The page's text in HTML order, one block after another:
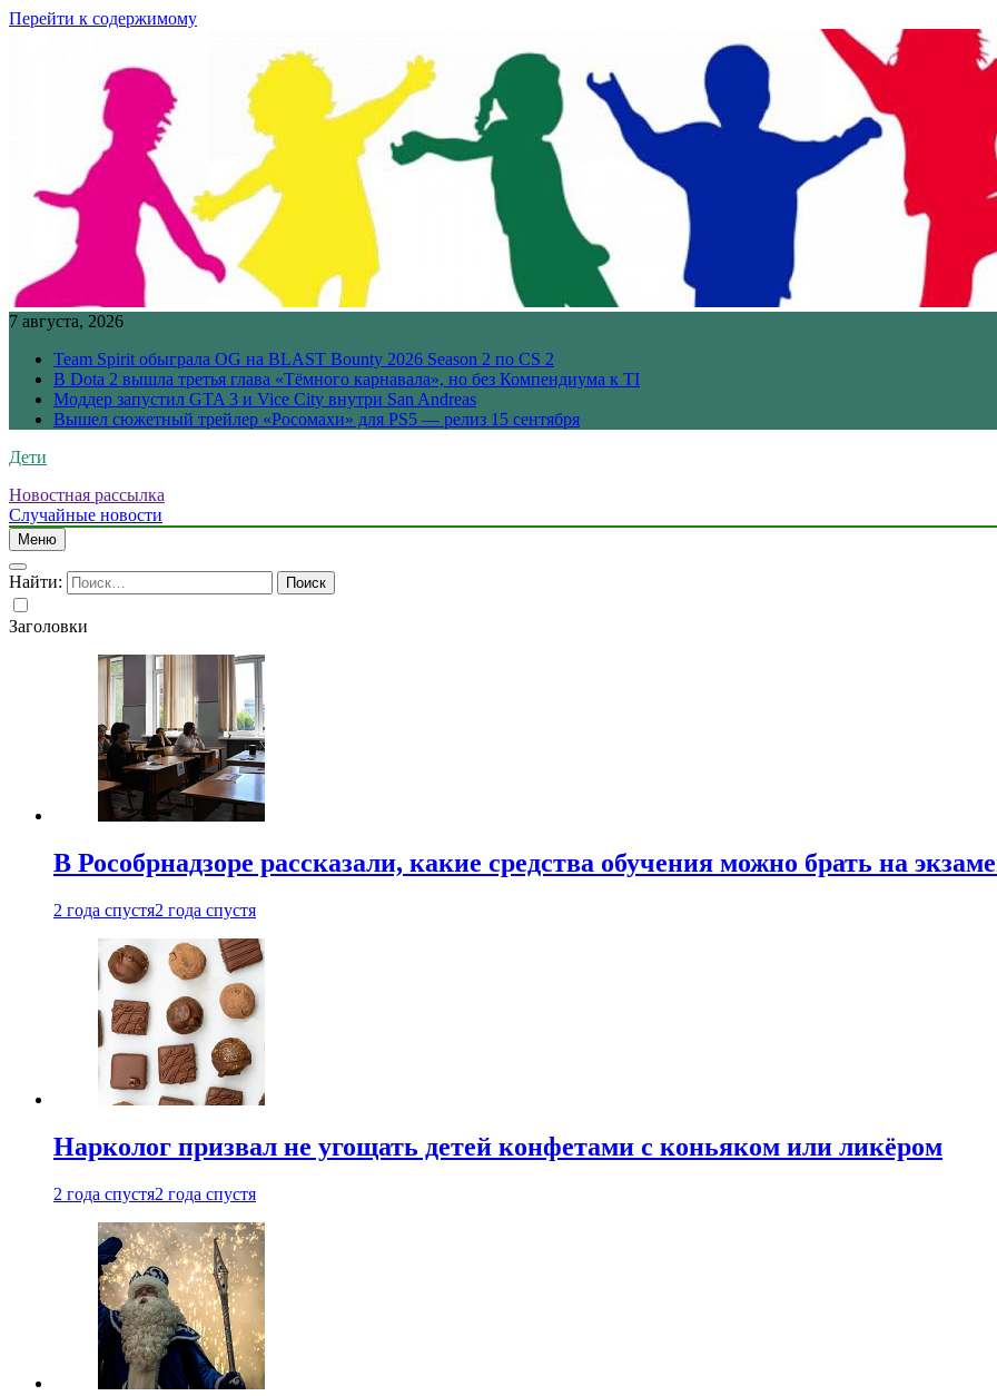
Перейти к содержимому
7 августа, 2026
Team Spirit обыграла OG на BLAST Bounty 2026 Season 2 по CS 2
В Dota 2 вышла третья глава «Тёмного карнавала», но без Компендиума к TI
Моддер запустил GTA 3 и Vice City внутри San Andreas
Вышел сюжетный трейлер «Росомахи» для PS5 — релиз 15 сентября
Дети
Новостная рассылка
Случайные новости
Меню
Найти:
Заголовки
В Рособрнадзоре рассказали, какие средства обучения можно брать на
2 года спустя2 года спустя
Нарколог призвал не угощать детей конфетами с коньяком или ликёром
2 года спустя2 года спустя